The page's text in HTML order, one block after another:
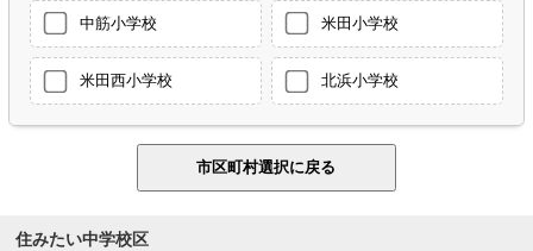
中筋小学校 米田小学校
米田西小学校 北浜小学校
住みたい中学校区